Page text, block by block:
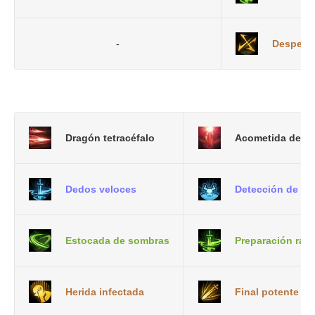
-
Dragón tetracéfalo Acometida de
Dedos veloces Detección de
Estocada de sombras Preparación
Herida infectada Final potente